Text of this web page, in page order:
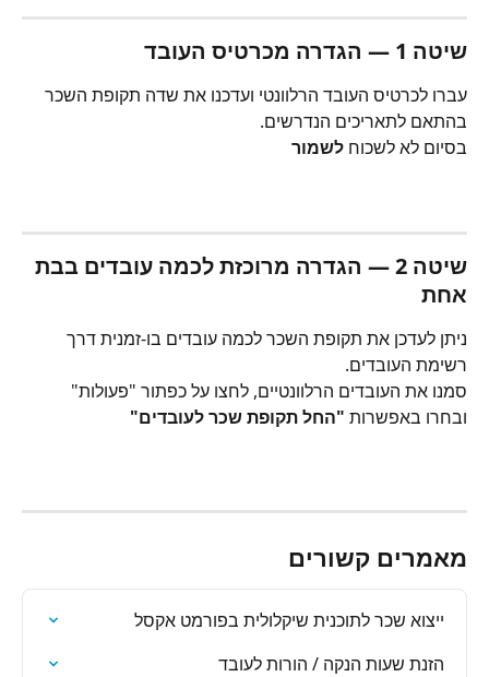
שיטה 1 — הגדרה מכרטיס העובד
עברו לכרטיס העובד הרלוונטי ועדכנו את שדה תקופת השכר
בהתאם לתאריכים הנדרשים.
בסיום לא לשכוח לשמור
שיטה 2 — הגדרה מרוכזת לכמה עובדים בבת
אחת
ניתן לעדכן את תקופת השכר לכמה עובדים בו-זמנית דרך
רשימת העובדים.
סמנו את העובדים הרלוונטיים, לחצו על כפתור "פעולות"
ובחרו באפשרות "החל תקופת שכר לעובדים"
מאמרים קשורים
ייצוא שכר לתוכנית שיקלולית בפורמט אקסל
הזנת שעות הנקה / הורות לעובד